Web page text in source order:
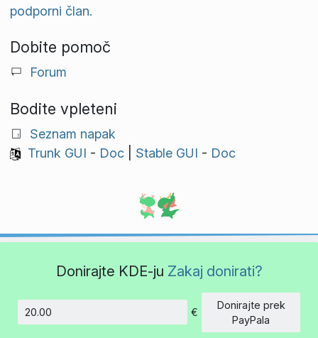
podporni član.
Dobite pomoč
Forum
Bodite vpleteni
Seznam napak
Trunk GUI - Doc| Stable GUI - Doc
Donirajte KDE-ju Zakaj donirati?
Znesek
€
Donirajte prek
PayPala